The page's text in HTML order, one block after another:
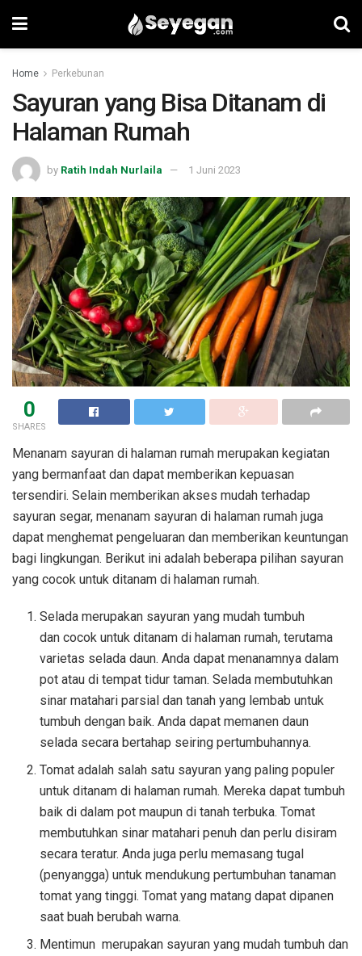
Home Perkebunan
Sayuran yang Bisa Ditanam di
Halaman Rumah
by Ratih Indah Nurlaila 1 Juni 2023
0
SHARES
Menanam sayuran di halaman rumah merupakan kegiatan
yang bermanfaat dan dapat memberikan kepuasan
tersendiri. Selain memberikan akses mudah terhadap
sayuran segar, menanam sayuran di halaman rumah juga
dapat menghemat pengeluaran dan memberikan keuntungan
bagi lingkungan. Berikut ini adalah beberapa pilihan sayuran
yang cocok untuk ditanam di halaman rumah.
Selada merupakan sayuran yang mudah tumbuh
dan cocok untuk ditanam di halaman rumah, terutama
varietas selada daun. Anda dapat menanamnya dalam
pot atau di tempat tidur taman. Selada membutuhkan
sinar matahari parsial dan tanah yang lembab untuk
tumbuh dengan baik. Anda dapat memanen daun
selada secara bertahap seiring pertumbuhannya.
Tomat adalah salah satu sayuran yang paling populer
untuk ditanam di halaman rumah. Mereka dapat tumbuh
baik di dalam pot maupun di tanah terbuka. Tomat
membutuhkan sinar matahari penuh dan perlu disiram
secara teratur. Anda juga perlu memasang tugal
(penyangga) untuk mendukung pertumbuhan tanaman
tomat yang tinggi. Tomat yang matang dapat dipanen
saat buah berubah warna.
Mentimun merupakan sayuran yang mudah tumbuh dan